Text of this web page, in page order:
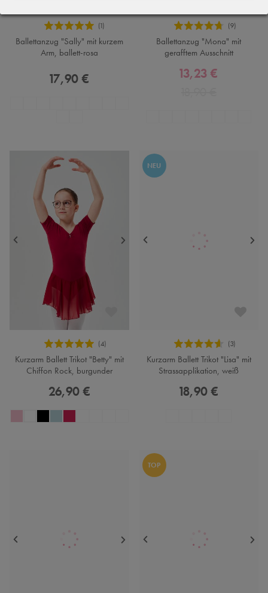
Ballettanzug "Sally" mit kurzem
Arm, ballett-rosa
17,90 €
Ballettanzug "Mona" mit
gerafftem Ausschnitt
13,23 €
Kurzarm Ballett Trikot "Betty" mit
Chiffon Rock, burgunder
26,90 €
NEU
Kurzarm Ballett Trikot "Lisa" mit
Strassapplikation, weiß
18,90 €
TOP